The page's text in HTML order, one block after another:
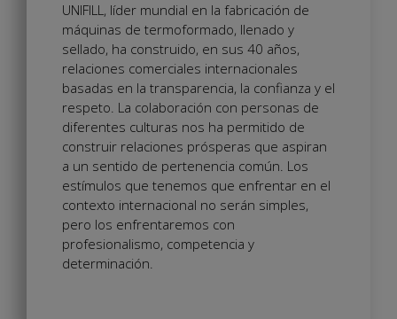
UNIFILL, líder mundial en la fabricación de
máquinas de termoformado, llenado y
sellado, ha construido, en sus 40 años,
relaciones comerciales internacionales
basadas en la transparencia, la confianza y el
respeto. La colaboración con personas de
diferentes culturas nos ha permitido de
construir relaciones prósperas que aspiran
a un sentido de pertenencia común. Los
estímulos que tenemos que enfrentar en el
contexto internacional no serán simples,
pero los enfrentaremos con
profesionalismo, competencia y
determinación.